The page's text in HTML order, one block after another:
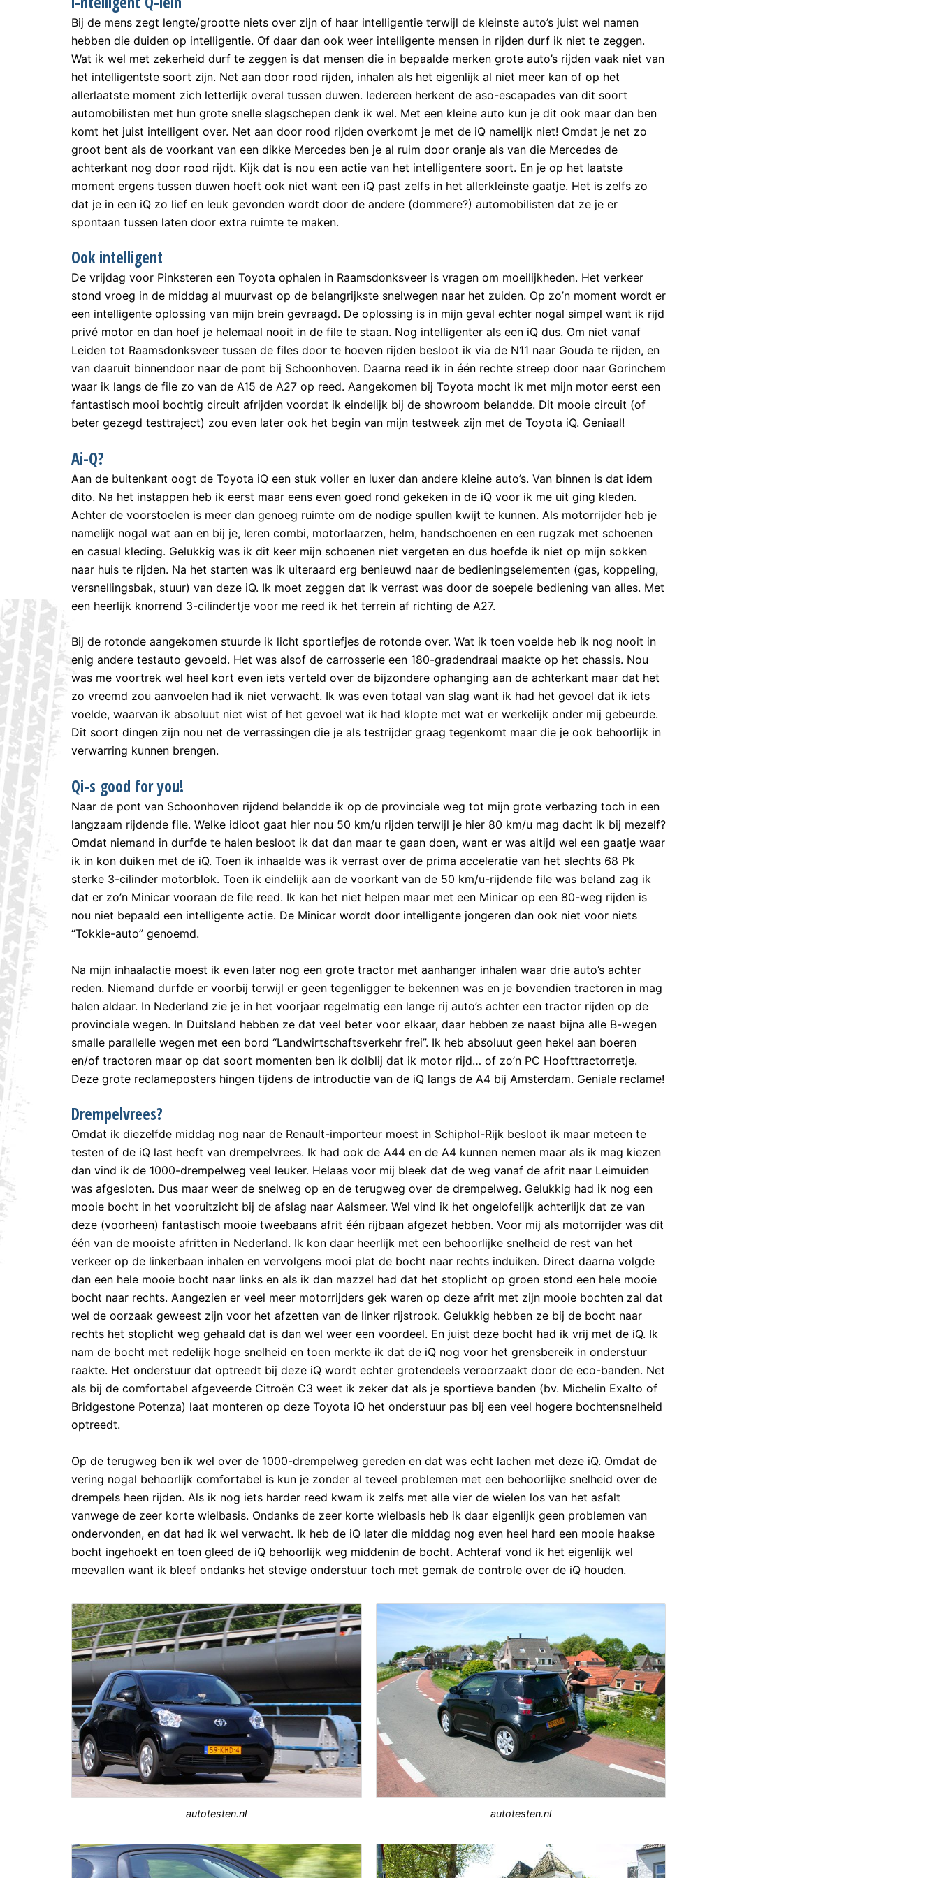
Bij de mens zegt lengte/grootte niets over zijn of haar intelligentie terwijl de kleinste auto’s juist wel namen
hebben die duiden op intelligentie. Of daar dan ook weer intelligente mensen in rijden durf ik niet te zeggen.
Wat ik wel met zekerheid durf te zeggen is dat mensen die in bepaalde merken grote auto’s rijden vaak niet van
het intelligentste soort zijn. Net aan door rood rijden, inhalen als het eigenlijk al niet meer kan of op het
allerlaatste moment zich letterlijk overal tussen duwen. Iedereen herkent de aso-escapades van dit soort
automobilisten met hun grote snelle slagschepen denk ik wel. Met een kleine auto kun je dit ook maar dan ben
komt het juist intelligent over. Net aan door rood rijden overkomt je met de iQ namelijk niet! Omdat je net zo
groot bent als de voorkant van een dikke Mercedes ben je al ruim door oranje als van die Mercedes de
achterkant nog door rood rijdt. Kijk dat is nou een actie van het intelligentere soort. En je op het laatste
moment ergens tussen duwen hoeft ook niet want een iQ past zelfs in het allerkleinste gaatje. Het is zelfs zo
dat je in een iQ zo lief en leuk gevonden wordt door de andere (dommere?) automobilisten dat ze je er
spontaan tussen laten door extra ruimte te maken.
Ook intelligent
De vrijdag voor Pinksteren een Toyota ophalen in Raamsdonksveer is vragen om moeilijkheden. Het verkeer
stond vroeg in de middag al muurvast op de belangrijkste snelwegen naar het zuiden. Op zo’n moment wordt er
een intelligente oplossing van mijn brein gevraagd. De oplossing is in mijn geval echter nogal simpel want ik rijd
privé motor en dan hoef je helemaal nooit in de file te staan. Nog intelligenter als een iQ dus. Om niet vanaf
Leiden tot Raamsdonksveer tussen de files door te hoeven rijden besloot ik via de N11 naar Gouda te rijden, en
van daaruit binnendoor naar de pont bij Schoonhoven. Daarna reed ik in één rechte streep door naar Gorinchem
waar ik langs de file zo van de A15 de A27 op reed. Aangekomen bij Toyota mocht ik met mijn motor eerst een
fantastisch mooi bochtig circuit afrijden voordat ik eindelijk bij de showroom belandde. Dit mooie circuit (of
beter gezegd testtraject) zou even later ook het begin van mijn testweek zijn met de Toyota iQ. Geniaal!
Ai-Q?
Aan de buitenkant oogt de Toyota iQ een stuk voller en luxer dan andere kleine auto’s. Van binnen is dat idem
dito. Na het instappen heb ik eerst maar eens even goed rond gekeken in de iQ voor ik me uit ging kleden.
Achter de voorstoelen is meer dan genoeg ruimte om de nodige spullen kwijt te kunnen. Als motorrijder heb je
namelijk nogal wat aan en bij je, leren combi, motorlaarzen, helm, handschoenen en een rugzak met schoenen
en casual kleding. Gelukkig was ik dit keer mijn schoenen niet vergeten en dus hoefde ik niet op mijn sokken
naar huis te rijden. Na het starten was ik uiteraard erg benieuwd naar de bedieningselementen (gas, koppeling,
versnellingsbak, stuur) van deze iQ. Ik moet zeggen dat ik verrast was door de soepele bediening van alles. Met
een heerlijk knorrend 3-cilindertje voor me reed ik het terrein af richting de A27.
Bij de rotonde aangekomen stuurde ik licht sportiefjes de rotonde over. Wat ik toen voelde heb ik nog nooit in
enig andere testauto gevoeld. Het was alsof de carrosserie een 180-gradendraai maakte op het chassis. Nou
was me voortrek wel heel kort even iets verteld over de bijzondere ophanging aan de achterkant maar dat het
zo vreemd zou aanvoelen had ik niet verwacht. Ik was even totaal van slag want ik had het gevoel dat ik iets
voelde, waarvan ik absoluut niet wist of het gevoel wat ik had klopte met wat er werkelijk onder mij gebeurde.
Dit soort dingen zijn nou net de verrassingen die je als testrijder graag tegenkomt maar die je ook behoorlijk in
verwarring kunnen brengen.
Qi-s good for you!
Naar de pont van Schoonhoven rijdend belandde ik op de provinciale weg tot mijn grote verbazing toch in een
langzaam rijdende file. Welke idioot gaat hier nou 50 km/u rijden terwijl je hier 80 km/u mag dacht ik bij mezelf?
Omdat niemand in durfde te halen besloot ik dat dan maar te gaan doen, want er was altijd wel een gaatje waar
ik in kon duiken met de iQ. Toen ik inhaalde was ik verrast over de prima acceleratie van het slechts 68 Pk
sterke 3-cilinder motorblok. Toen ik eindelijk aan de voorkant van de 50 km/u-rijdende file was beland zag ik
dat er zo’n Minicar vooraan de file reed. Ik kan het niet helpen maar met een Minicar op een 80-weg rijden is
nou niet bepaald een intelligente actie. De Minicar wordt door intelligente jongeren dan ook niet voor niets
“Tokkie-auto” genoemd.
Na mijn inhaalactie moest ik even later nog een grote tractor met aanhanger inhalen waar drie auto’s achter
reden. Niemand durfde er voorbij terwijl er geen tegenligger te bekennen was en je bovendien tractoren in mag
halen aldaar. In Nederland zie je in het voorjaar regelmatig een lange rij auto’s achter een tractor rijden op de
provinciale wegen. In Duitsland hebben ze dat veel beter voor elkaar, daar hebben ze naast bijna alle B-wegen
smalle parallelle wegen met een bord “Landwirtschaftsverkehr frei”. Ik heb absoluut geen hekel aan boeren
en/of tractoren maar op dat soort momenten ben ik dolblij dat ik motor rijd… of zo’n PC Hoofttractorretje.
Deze grote reclameposters hingen tijdens de introductie van de iQ langs de A4 bij Amsterdam. Geniale reclame!
Drempelvrees?
Omdat ik diezelfde middag nog naar de Renault-importeur moest in Schiphol-Rijk besloot ik maar meteen te
testen of de iQ last heeft van drempelvrees. Ik had ook de A44 en de A4 kunnen nemen maar als ik mag kiezen
dan vind ik de 1000-drempelweg veel leuker. Helaas voor mij bleek dat de weg vanaf de afrit naar Leimuiden
was afgesloten. Dus maar weer de snelweg op en de terugweg over de drempelweg. Gelukkig had ik nog een
mooie bocht in het vooruitzicht bij de afslag naar Aalsmeer. Wel vind ik het ongelofelijk achterlijk dat ze van
deze (voorheen) fantastisch mooie tweebaans afrit één rijbaan afgezet hebben. Voor mij als motorrijder was dit
één van de mooiste afritten in Nederland. Ik kon daar heerlijk met een behoorlijke snelheid de rest van het
verkeer op de linkerbaan inhalen en vervolgens mooi plat de bocht naar rechts induiken. Direct daarna volgde
dan een hele mooie bocht naar links en als ik dan mazzel had dat het stoplicht op groen stond een hele mooie
bocht naar rechts. Aangezien er veel meer motorrijders gek waren op deze afrit met zijn mooie bochten zal dat
wel de oorzaak geweest zijn voor het afzetten van de linker rijstrook. Gelukkig hebben ze bij de bocht naar
rechts het stoplicht weg gehaald dat is dan wel weer een voordeel. En juist deze bocht had ik vrij met de iQ. Ik
nam de bocht met redelijk hoge snelheid en toen merkte ik dat de iQ nog voor het grensbereik in onderstuur
raakte. Het onderstuur dat optreedt bij deze iQ wordt echter grotendeels veroorzaakt door de eco-banden. Net
als bij de comfortabel afgeveerde Citroën C3 weet ik zeker dat als je sportieve banden (bv. Michelin Exalto of
Bridgestone Potenza) laat monteren op deze Toyota iQ het onderstuur pas bij een veel hogere bochtensnelheid
optreedt.
Op de terugweg ben ik wel over de 1000-drempelweg gereden en dat was echt lachen met deze iQ. Omdat de
vering nogal behoorlijk comfortabel is kun je zonder al teveel problemen met een behoorlijke snelheid over de
drempels heen rijden. Als ik nog iets harder reed kwam ik zelfs met alle vier de wielen los van het asfalt
vanwege de zeer korte wielbasis. Ondanks de zeer korte wielbasis heb ik daar eigenlijk geen problemen van
ondervonden, en dat had ik wel verwacht. Ik heb de iQ later die middag nog even heel hard een mooie haakse
bocht ingehoekt en toen gleed de iQ behoorlijk weg middenin de bocht. Achteraf vond ik het eigenlijk wel
meevallen want ik bleef ondanks het stevige onderstuur toch met gemak de controle over de iQ houden.
autotesten.nl autotesten.nl